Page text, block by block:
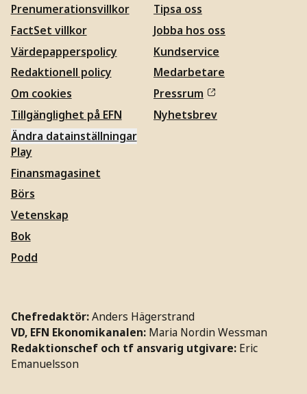
Prenumerationsvillkor
FactSet villkor
Värdepapperspolicy
Redaktionell policy
Om cookies
Tillgänglighet på EFN
Ändra datainställningar
Tipsa oss
Jobba hos oss
Kundservice
Medarbetare
Pressrum
Nyhetsbrev
Play
Finansmagasinet
Börs
Vetenskap
Bok
Podd
Chefredaktör:Anders Hägerstrand
VD, EFN Ekonomikanalen: Maria Nordin Wessman
Redaktionschef och tf ansvarig utgivare: Eric
Emanuelsson